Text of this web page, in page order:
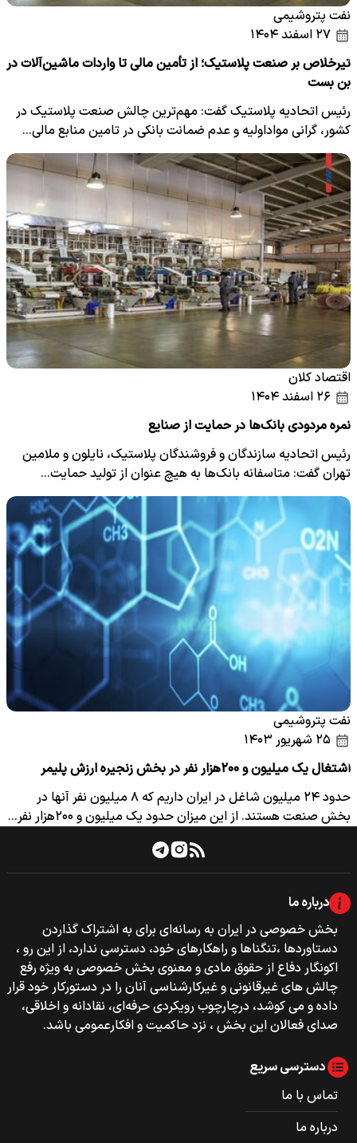
نفت پتروشیمی
تیرخلاص بر صنعت پلاستیک؛ از تأمین مالی تا واردات ماشین‌آلات در
بن بست
رئیس اتحادیه پلاستیک گفت: مهم‌ترین چالش صنعت پلاستیک در
کشور، گرانی مواداولیه و عدم ضمانت بانکی در تامین منابع مالی…
اقتصاد کلان
نمره مردودی بانک‌ها در حمایت از صنایع
رئیس اتحادیه سازندگان و فروشندگان پلاستیک، نایلون و ملامین
تهران گفت: متاسفانه بانک‌ها به هیچ عنوان از تولید حمایت…
نفت پتروشیمی
اشتغال یک میلیون و ۲۰۰‌هزار نفر در بخش زنجیره ارزش پلیمر
حدود ۲۴ میلیون شاغل در ایران داریم که ۸ میلیون نفر آنها در
بخش صنعت هستند. از این میزان حدود یک میلیون و ۲۰۰‌هزار نفر…
درباره ما
بخش خصوصی‌‌ در ایران به رسانه‌ای برای به اشتراک گذاردن
دستاوردها ،تنگناها و راهکارهای خود، دسترسی ندارد، از این رو ،
اکونگار دفاع از حقوق مادی و معنوی بخش خصوصی به ویژه رفع
چالش های غیرقانونی و غیرکارشناسی آنان را در دستورکار خود قرار
داده و می کوشد، درچارچوب رویکردی حرفه‌ای، نقادانه و اخلاقی،
صدای فعالان این بخش ، نزد حاکمیت و افکارعمومی باشد.
دسترسی سریع
تماس با ما
درباره ما